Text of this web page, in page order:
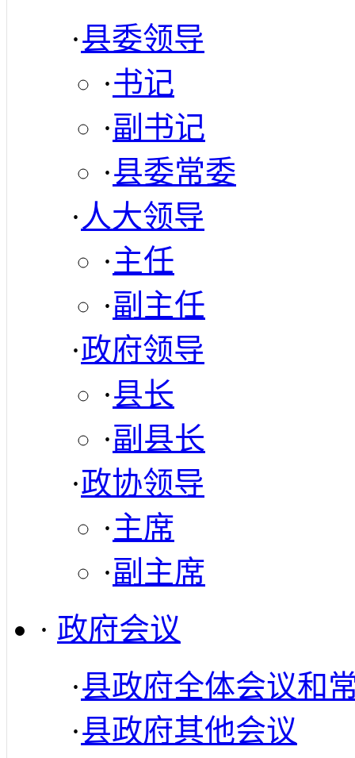
·县委领导
·书记
·副书记
·县委常委
· 人大领导
·主任
·副主任
·政府领导
·县长
·副县长
·政协领导
·主席
·副主席
· 政府会议
·县政府全体会议和
·县政府其他会议